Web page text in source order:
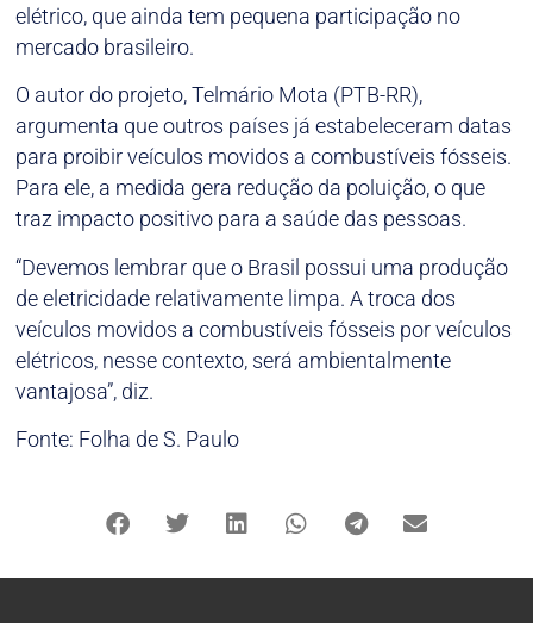
elétrico, que ainda tem pequena participação no
mercado brasileiro.
O autor do projeto, Telmário Mota (PTB-RR),
argumenta que outros países já estabeleceram datas
para proibir veículos movidos a combustíveis fósseis.
Para ele, a medida gera redução da poluição, o que
traz impacto positivo para a saúde das pessoas.
“Devemos lembrar que o Brasil possui uma produção
de eletricidade relativamente limpa. A troca dos
veículos movidos a combustíveis fósseis por veículos
elétricos, nesse contexto, será ambientalmente
vantajosa”, diz.
Fonte: Folha de S. Paulo